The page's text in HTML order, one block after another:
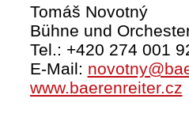
Tomáš Novotný
Bühne und
Tel.: +420 274 001
E-Mail:
www.baerenreiter.cz